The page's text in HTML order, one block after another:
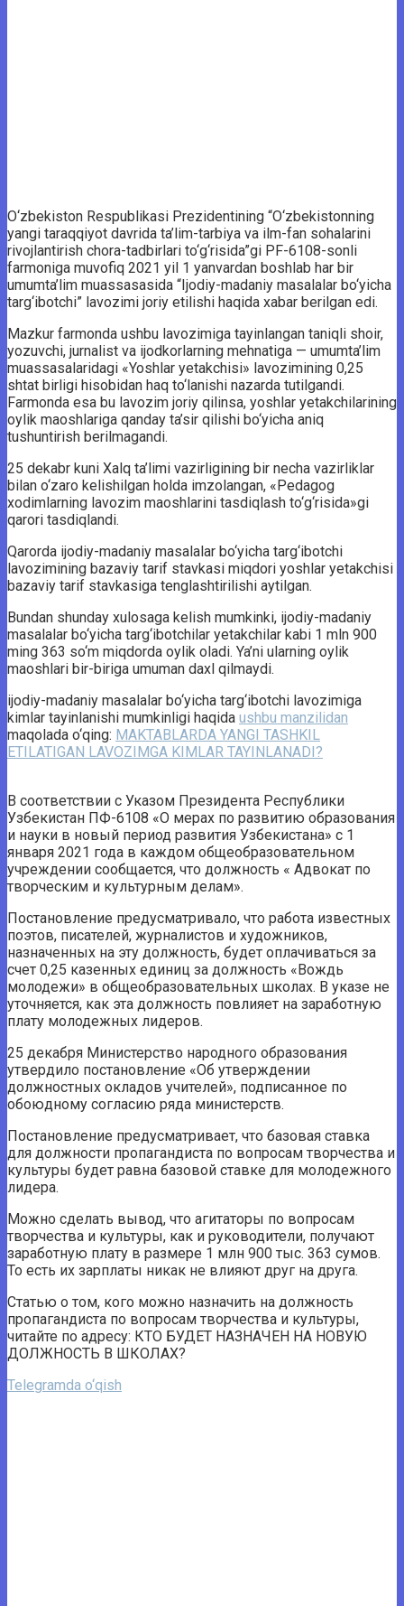
O‘zbekiston Respublikasi Prezidentining “O‘zbekistonning
yangi taraqqiyot davrida ta’lim-tarbiya va ilm-fan sohalarini
rivojlantirish chora-tadbirlari to‘g‘risida”gi PF-6108-sonli
farmoniga muvofiq 2021 yil 1 yanvardan boshlab har bir
umumta’lim muassasasida “Ijodiy-madaniy masalalar bo‘yicha
targ‘ibotchi” lavozimi joriy etilishi haqida xabar berilgan edi.
Mazkur farmonda ushbu lavozimiga tayinlangan taniqli shoir,
yozuvchi, jurnalist va ijodkorlarning mehnatiga — umumta’lim
muassasalaridagi «Yoshlar yetakchisi» lavozimining 0,25
shtat birligi hisobidan haq to‘lanishi nazarda tutilgandi.
Farmonda esa bu lavozim joriy qilinsa, yoshlar yetakchilarining
oylik maoshlariga qanday ta’sir qilishi bo‘yicha aniq
tushuntirish berilmagandi.
25 dekabr kuni Xalq ta’limi vazirligining bir necha vazirliklar
bilan o‘zaro kelishilgan holda imzolangan, «Pedagog
xodimlarning lavozim maoshlarini tasdiqlash to‘g‘risida»gi
qarori tasdiqlandi.
Qarorda ijodiy-madaniy masalalar bo‘yicha targ‘ibotchi
lavozimining bazaviy tarif stavkasi miqdori yoshlar yetakchisi
bazaviy tarif stavkasiga tenglashtirilishi aytilgan.
Bundan shunday xulosaga kelish mumkinki, ijodiy-madaniy
masalalar bo‘yicha targ‘ibotchilar yetakchilar kabi 1 mln 900
ming 363 so‘m miqdorda oylik oladi. Ya’ni ularning oylik
maoshlari bir-biriga umuman daxl qilmaydi.
ijodiy-madaniy masalalar bo‘yicha targ‘ibotchi lavozimiga
kimlar tayinlanishi mumkinligi haqida ushbu manzilidan
maqolada o‘qing: MAKTABLARDA YANGI TASHKIL
ETILATIGAN LAVOZIMGA KIMLAR TAYINLANADI?
В соответствии с Указом Президента Республики
Узбекистан ПФ-6108 «О мерах по развитию образования
и науки в новый период развития Узбекистана» с 1
января 2021 года в каждом общеобразовательном
учреждении сообщается, что должность « Адвокат по
творческим и культурным делам».
Постановление предусматривало, что работа известных
поэтов, писателей, журналистов и художников,
назначенных на эту должность, будет оплачиваться за
счет 0,25 казенных единиц за должность «Вождь
молодежи» в общеобразовательных школах. В указе не
уточняется, как эта должность повлияет на заработную
плату молодежных лидеров.
25 декабря Министерство народного образования
утвердило постановление «Об утверждении
должностных окладов учителей», подписанное по
обоюдному согласию ряда министерств.
Постановление предусматривает, что базовая ставка
для должности пропагандиста по вопросам творчества и
культуры будет равна базовой ставке для молодежного
лидера.
Можно сделать вывод, что агитаторы по вопросам
творчества и культуры, как и руководители, получают
заработную плату в размере 1 млн 900 тыс. 363 сумов.
То есть их зарплаты никак не влияют друг на друга.
Статью о том, кого можно назначить на должность
пропагандиста по вопросам творчества и культуры,
читайте по адресу: КТО БУДЕТ НАЗНАЧЕН НА НОВУЮ
ДОЛЖНОСТЬ В ШКОЛАХ?
Telegramda o‘qish